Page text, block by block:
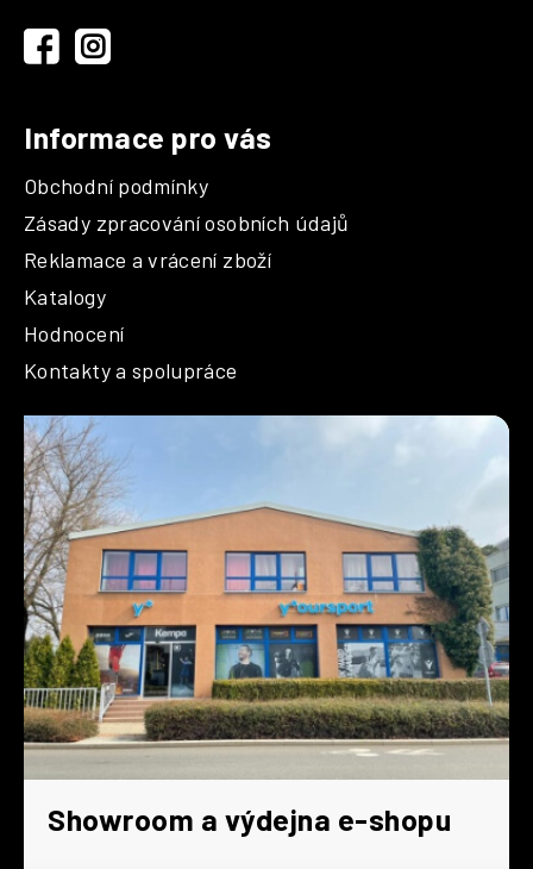
Informace pro vás
Obchodní podmínky
Zásady zpracování osobních údajů
Reklamace a vrácení zboží
Katalogy
Hodnocení
Kontakty a spolupráce
Showroom a výdejna e-shopu